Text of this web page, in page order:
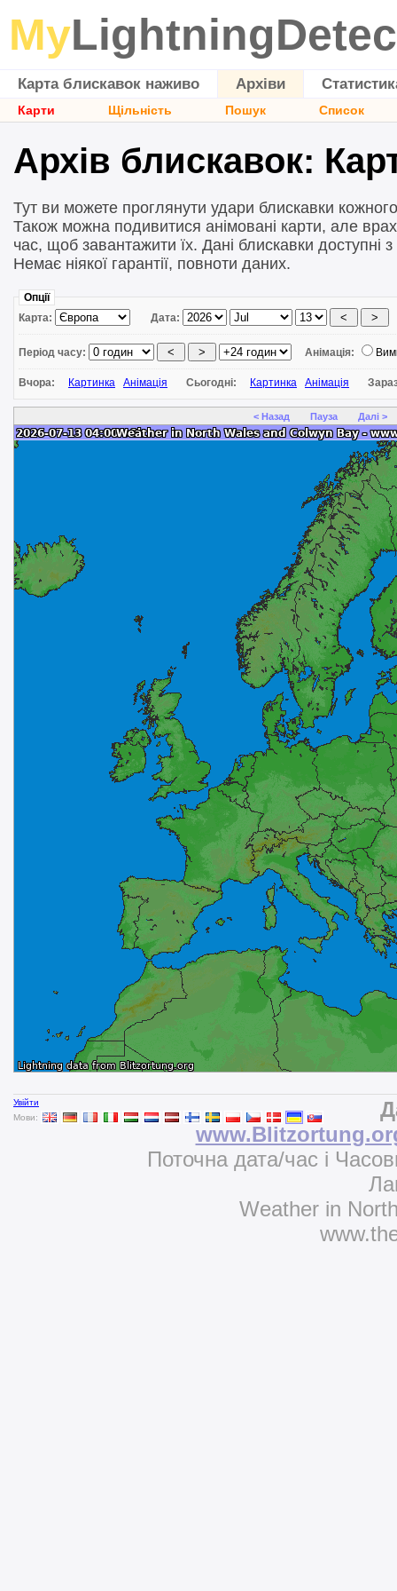
My
Карта блискавок наживо Архіви
Карти Щільність Пошук Список
Архів блискавок:
Тут ви можете проглянути удари блискавки
Також можна подивитися анімовані карти, але
час, щоб завантажити їх. Дані блискавки доступні
Немає ніякої гарантії, повноти даних.
Опції
Карта:
Дата:
Період часу: Анімація:
Вчора: Картинка Анімація Сьогодні: Картинка Анімація
< Назад Пауза Далі >
Увійти
Мови:
Поточна дата/час і
Weather in